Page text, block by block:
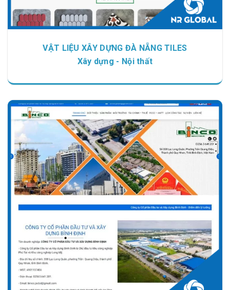
VẬT LIỆU XÂY DỰNG ĐÀ NẴNG TILES
Xây dựng - Nội thất